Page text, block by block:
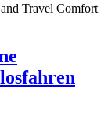
Travel Comfort